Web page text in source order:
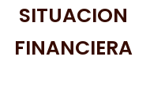
SITUACION
FINANCIERA